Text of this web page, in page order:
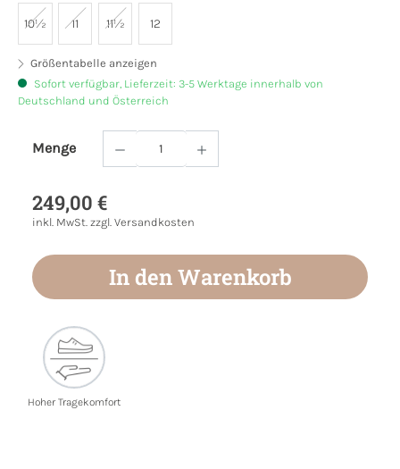
10½ 11 11½ 12
Größentabelle anzeigen
Sofort verfügbar, Lieferzeit: 3-5 Werktage innerhalb von
Deutschland und Österreich
Menge
Produkt Anzahl: Gib den gewünschten
249,00 €
inkl. MwSt. zzgl. Versandkosten
In den Warenkorb
Hoher Tragekomfort